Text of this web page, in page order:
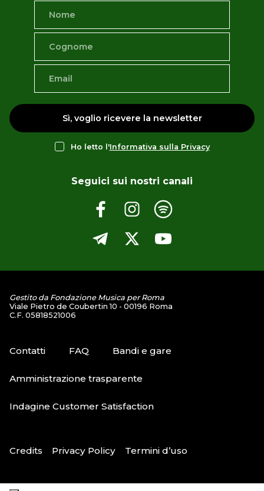
Sì, voglio ricevere la newsletter
Ho letto l'Informativa sulla Privacy
Seguici sui nostri canali
Gestito da Fondazione Musica per Roma
Viale Pietro de Coubertin 10 - 00196 Roma
C.F. 05818521006
Contatti FAQ Bandi e gare
Amministrazione trasparente
Indagine Customer Satisfaction
Credits Privacy Policy Termini d’uso